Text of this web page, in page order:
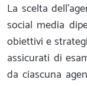
La scelta
social media
obiettivi e
assicurati di
da ciascuna